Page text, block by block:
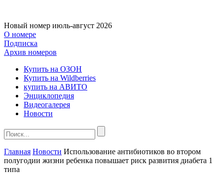
Новый номер июль-август 2026
О номере
Подписка
Архив номеров
Купить на ОЗОН
Купить на Wildberries
купить на АВИТО
Энциклопедия
Видеогалерея
Новости
Главная Новости Использование антибиотиков во втором
полугодии жизни ребенка повышает риск развития диабета 1
типа